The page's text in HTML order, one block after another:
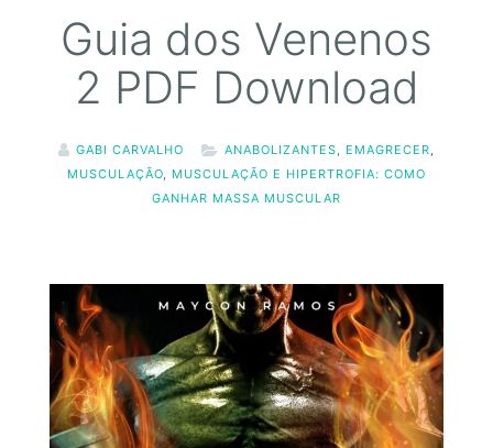
Guia dos Venenos
2 PDF Download
GABI CARVALHO ANABOLIZANTES EMAGRECER
MUSCULAÇÃO
MUSCULAÇÃO E HIPERTROFIA: COMO
GANHAR MASSA MUSCULAR